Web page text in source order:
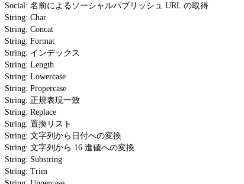
Social: 名前によるソーシャルパブリッシュ URL の取得
String: Char
String: Concat
String: Format
String: インデックス
String: Length
String: Lowercase
String: Propercase
String: 正規表現一致
String: Replace
String: 置換リスト
String: 文字列から日付への変換
String: 文字列から 16 進値への変換
String: Substring
String: Trim